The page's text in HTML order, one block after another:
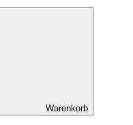
Warenkorb